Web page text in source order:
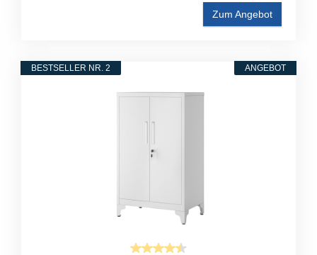
Zum Angebot
ANGEBOT
BESTSELLER NR. 2